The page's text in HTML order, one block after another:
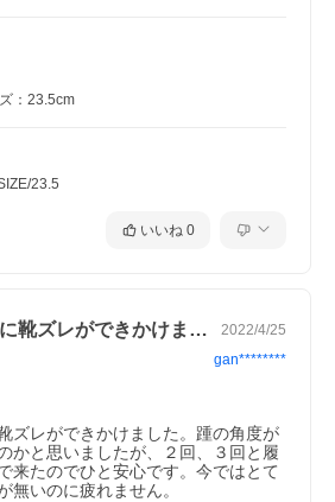
：23.5cm
23.5
いいね 0
実は履き始めに踵に靴ズレができかけまし… 2022/4/25
gan********
ズレができかけました。踵の角度が
かと思いましたが、２回、３回と履
来たのでひと安心です。今ではとて
無いのに疲れません。